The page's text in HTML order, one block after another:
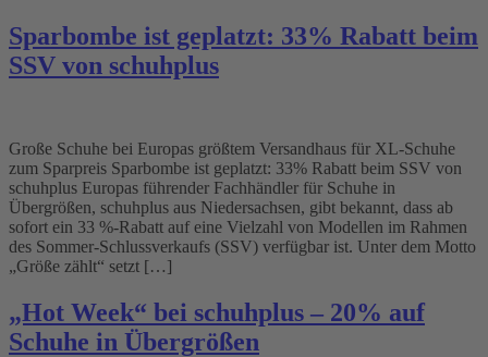
Sparbombe ist geplatzt: 33% Rabatt beim
SSV von schuhplus
Große Schuhe bei Europas größtem Versandhaus für XL-Schuhe
zum Sparpreis Sparbombe ist geplatzt: 33% Rabatt beim SSV von
schuhplus Europas führender Fachhändler für Schuhe in
Übergrößen, schuhplus aus Niedersachsen, gibt bekannt, dass ab
sofort ein 33 %-Rabatt auf eine Vielzahl von Modellen im Rahmen
des Sommer-Schlussverkaufs (SSV) verfügbar ist. Unter dem Motto
„Größe zählt“ setzt […]
„Hot Week“ bei schuhplus – 20% auf
Schuhe in Übergrößen